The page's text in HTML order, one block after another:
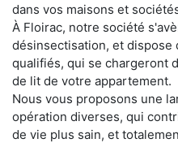
dans vos maisons et
À Floirac, notre société
désinsectisation, et dispose
qualifiés, qui se chargeront
de lit de votre appartement.
Nous vous proposons une
opération diverses, qui
de vie plus sain, et